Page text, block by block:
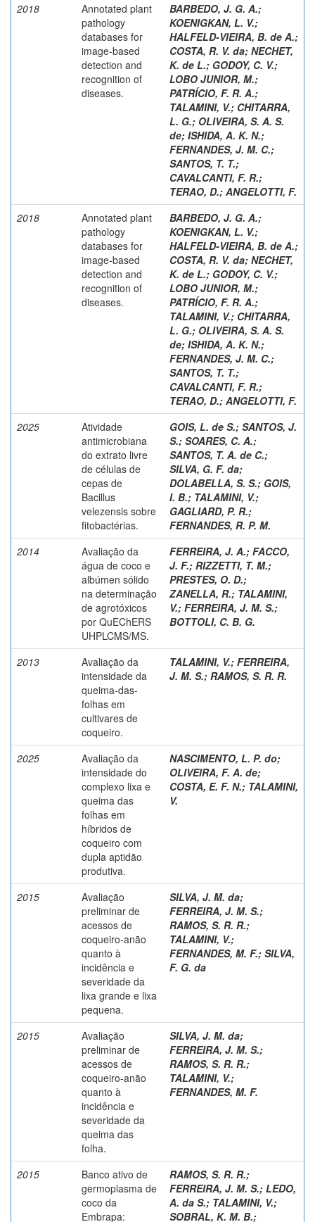
2018
Annotated plant
pathology
databases for
image-based
detection and
recognition of
diseases.
BARBEDO, J. G. A.;
KOENIGKAN, L. V.;
HALFELD-VIEIRA, B. de A.;
COSTA, R. V. da; NECHET,
K. de L.; GODOY, C. V.;
LOBO JUNIOR, M.;
PATRÍCIO, F. R. A.;
TALAMINI, V.; CHITARRA,
L. G.; OLIVEIRA, S. A. S.
de; ISHIDA, A. K. N.;
FERNANDES, J. M. C.;
SANTOS, T. T.;
CAVALCANTI, F. R.;
TERAO, D.; ANGELOTTI, F.
2018
Annotated plant
pathology
databases for
image-based
detection and
recognition of
diseases.
BARBEDO, J. G. A.;
KOENIGKAN, L. V.;
HALFELD-VIEIRA, B. de A.;
COSTA, R. V. da; NECHET,
K. de L.; GODOY, C. V.;
LOBO JUNIOR, M.;
PATRÍCIO, F. R. A.;
TALAMINI, V.; CHITARRA,
L. G.; OLIVEIRA, S. A. S.
de; ISHIDA, A. K. N.;
FERNANDES, J. M. C.;
SANTOS, T. T.;
CAVALCANTI, F. R.;
TERAO, D.; ANGELOTTI, F.
2025
Atividade
antimicrobiana
do extrato livre
de células de
cepas de
Bacillus
velezensis sobre
fitobactérias.
GOIS, L. de S.; SANTOS, J.
S.; SOARES, C. A.;
SANTOS, T. A. de C.;
SILVA, G. F. da;
DOLABELLA, S. S.; GOIS,
I. B.; TALAMINI, V.;
GAGLIARD, P. R.;
FERNANDES, R. P. M.
2014
Avaliação da
água de coco e
albúmen sólido
na determinação
de agrotóxicos
por QuEChERS
UHPLCMS/MS.
FERREIRA, J. A.; FACCO,
J. F.; RIZZETTI, T. M.;
PRESTES, O. D.;
ZANELLA, R.; TALAMINI,
V.; FERREIRA, J. M. S.;
BOTTOLI, C. B. G.
2013
Avaliação da
intensidade da
queima-das-
folhas em
cultivares de
coqueiro.
TALAMINI, V.; FERREIRA,
J. M. S.; RAMOS, S. R. R.
2025
Avaliação da
intensidade do
complexo lixa e
queima das
folhas em
híbridos de
coqueiro com
dupla aptidão
produtiva.
NASCIMENTO, L. P. do;
OLIVEIRA, F. A. de;
COSTA, E. F. N.; TALAMINI,
V.
2015
Avaliação
preliminar de
acessos de
coqueiro-anão
quanto à
incidência e
severidade da
lixa grande e lixa
pequena.
SILVA, J. M. da;
FERREIRA, J. M. S.;
RAMOS, S. R. R.;
TALAMINI, V.;
FERNANDES, M. F.; SILVA,
F. G. da
2015
Avaliação
preliminar de
acessos de
coqueiro-anão
quanto à
incidência e
severidade da
queima das
folha.
SILVA, J. M. da;
FERREIRA, J. M. S.;
RAMOS, S. R. R.;
TALAMINI, V.;
FERNANDES, M. F.
2015
Banco ativo de
germoplasma de
coco da
Embrapa:
RAMOS, S. R. R.;
FERREIRA, J. M. S.; LEDO,
A. da S.; TALAMINI, V.;
SOBRAL, K. M. B.;